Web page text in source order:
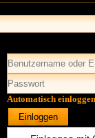
Automatisch einloggen
Einloggen